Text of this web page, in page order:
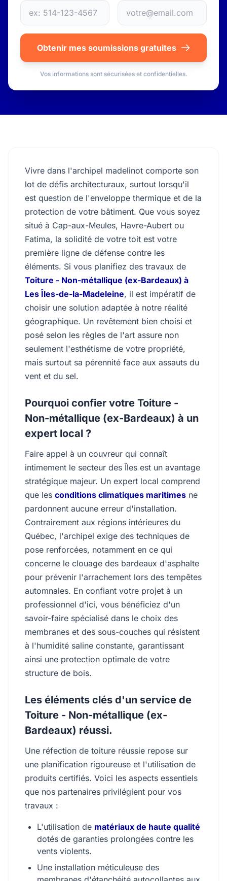
Obtenir mes soumissions gratuites
Vos informations sont sécurisées et confidentielles.
Vivre dans l'archipel madelinot comporte son
lot de défis architecturaux, surtout lorsqu'il
est question de l'enveloppe thermique et de la
protection de votre bâtiment. Que vous soyez
situé à Cap-aux-Meules, Havre-Aubert ou
Fatima, la solidité de votre toit est votre
première ligne de défense contre les
éléments. Si vous planifiez des travaux de
Toiture - Non-métallique (ex-Bardeaux) à
Les Îles-de-la-Madeleine, il est impératif de
choisir une solution adaptée à notre réalité
géographique. Un revêtement bien choisi et
posé selon les règles de l'art assure non
seulement l'esthétisme de votre propriété,
mais surtout sa pérennité face aux assauts du
vent et du sel.
Pourquoi confier votre Toiture -
Non-métallique (ex-Bardeaux) à un
expert local ?
Faire appel à un couvreur qui connaît
intimement le secteur des Îles est un avantage
stratégique majeur. Un expert local comprend
que les conditions climatiques maritimes ne
pardonnent aucune erreur d'installation.
Contrairement aux régions intérieures du
Québec, l'archipel exige des techniques de
pose renforcées, notamment en ce qui
concerne le clouage des bardeaux d'asphalte
pour prévenir l'arrachement lors des tempêtes
automnales. En confiant votre projet à un
professionnel d'ici, vous bénéficiez d'un
savoir-faire spécialisé dans le choix des
membranes et des sous-couches qui résistent
à l'humidité saline constante, garantissant
ainsi une protection optimale de votre
structure de bois.
Les éléments clés d'un service de
Toiture - Non-métallique (ex-
Bardeaux) réussi.
Une réfection de toiture réussie repose sur
une planification rigoureuse et l'utilisation de
produits certifiés. Voici les aspects essentiels
que nos partenaires privilégient pour vos
travaux :
L'utilisation de matériaux de haute qualité
dotés de garanties prolongées contre les
vents violents.
Une installation méticuleuse des